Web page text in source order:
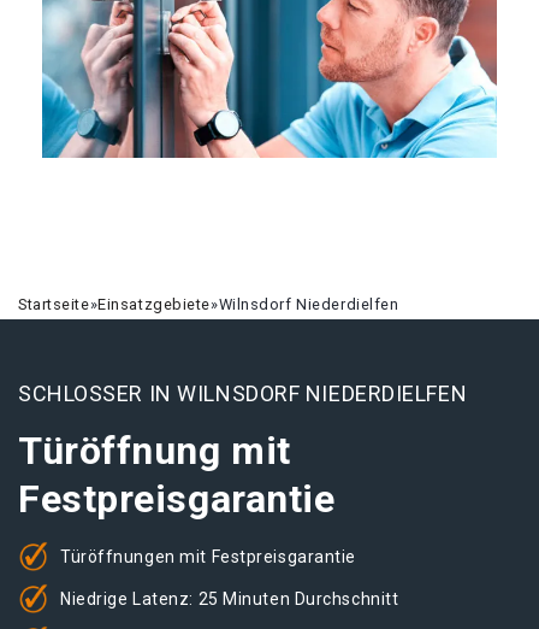
Startseite»Einsatzgebiete»Wilnsdorf Niederdielfen
SCHLOSSER IN WILNSDORF NIEDERDIELFEN
Türöffnung mit
Festpreisgarantie
Türöffnungen mit Festpreisgarantie
Niedrige Latenz: 25 Minuten Durchschnitt